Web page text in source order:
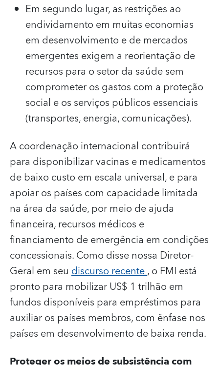
Em segundo lugar, as restrições ao
endividamento em muitas economias
em desenvolvimento e de mercados
emergentes exigem a reorientação de
recursos para o setor da saúde sem
comprometer os gastos com a proteção
social e os serviços públicos essenciais
(transportes, energia, comunicações).
A coordenação internacional contribuirá
para disponibilizar vacinas e medicamentos
de baixo custo em escala universal, e para
apoiar os países com capacidade limitada
na área da saúde, por meio de ajuda
financeira, recursos médicos e
financiamento de emergência em condições
concessionais. Como disse nossa Diretor-
Geral em seu discurso recente, o FMI está
pronto para mobilizar US$ 1 trilhão em
fundos disponíveis para empréstimos para
auxiliar os países membros, com ênfase nos
países em desenvolvimento de baixa renda.
Proteger os meios de subsistência com